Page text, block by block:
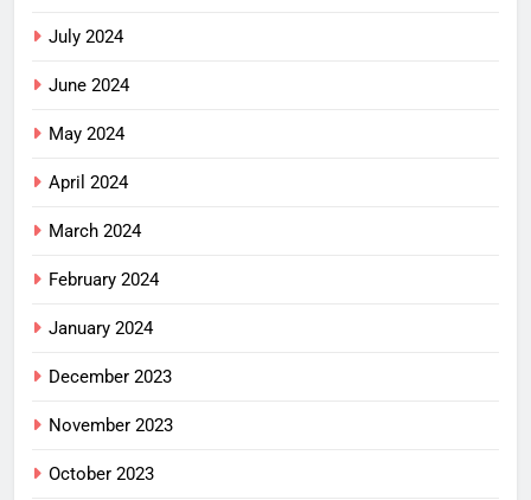
July 2024
June 2024
May 2024
April 2024
March 2024
February 2024
January 2024
December 2023
November 2023
October 2023